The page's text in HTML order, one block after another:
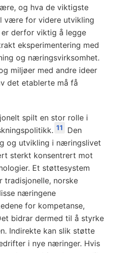
og hva de viktigste
være for videre utvikling
derfor viktig å legge
eksperimentering med
og næringsvirksomhet.
miljøer med andre ideer
det etablerte må få
spilt en stor rolle i
11
Den
og utvikling i næringslivet
sterkt konsentrert mot
Et støttesystem
tradisjonelle, norske
næringene
for kompetanse,
bidrar dermed til å styrke
Indirekte kan slik støtte
i nye næringer. Hvis